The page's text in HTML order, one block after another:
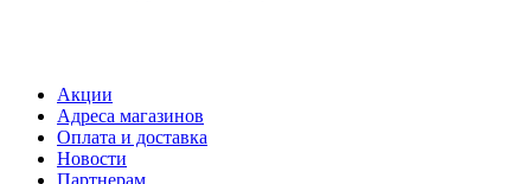
Акции
Адреса магазинов
Оплата и доставка
Новости
Партнерам